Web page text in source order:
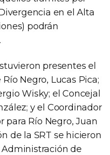
en el Alta
podrán
presentes el
Negro, Lucas Pica;
Wisky; el Concejal
y el Coordinador
para Río Negro, Juan
de la SRT se hicieron
de